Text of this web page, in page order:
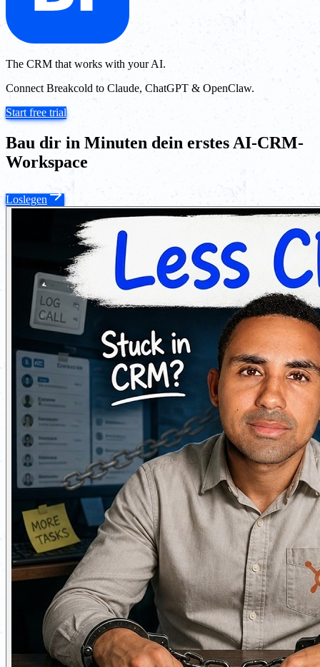
The CRM that works with your AI.
Connect Breakcold to Claude, ChatGPT & OpenClaw.
Start free trial
Bau dir in Minuten dein erstes AI-CRM-
Workspace
Loslegen